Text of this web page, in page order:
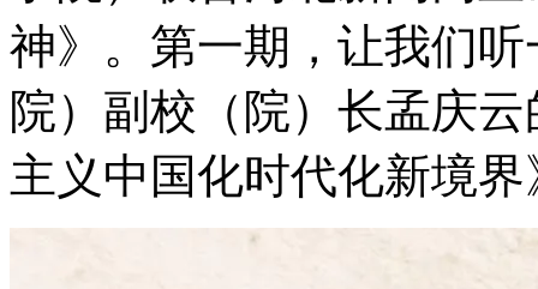
神》。第一期，让我们
院）副校（院）长孟庆
主义中国化时代化新境界